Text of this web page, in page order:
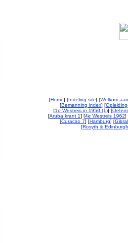
[Home] [Indeling site] [Welkom
[Bemanning index] [
[1e Westreis in 1950 (1)] [
[Aruba krant 1] [4e Westreis 1962]
[Curacao 7] [Hamburg] [
[Rosyth &